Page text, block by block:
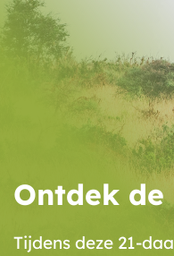
Ontdek
Tijdens deze 21-